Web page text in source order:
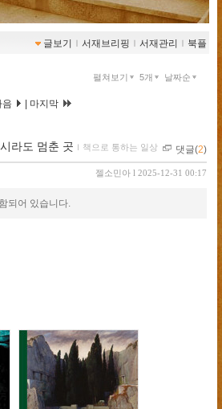
글보기 ｌ 서재브리핑 ｌ 서재관리 ｌ 북플
펼쳐보기 5개 날짜순
음 마지막
라도 멈춘 곳 ｌ 책으로 통하는 일상 댓글(2)
젤소민아 l 2025-12-31 00:17
되어 있습니다.